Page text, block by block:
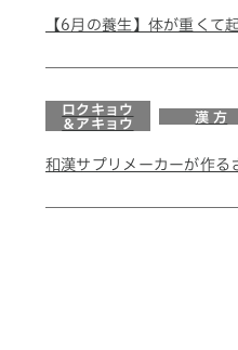
【6月の養生】体が重くて
ロクキョウ
＆アキョウ
漢 方
和漢サプリメーカーが作る